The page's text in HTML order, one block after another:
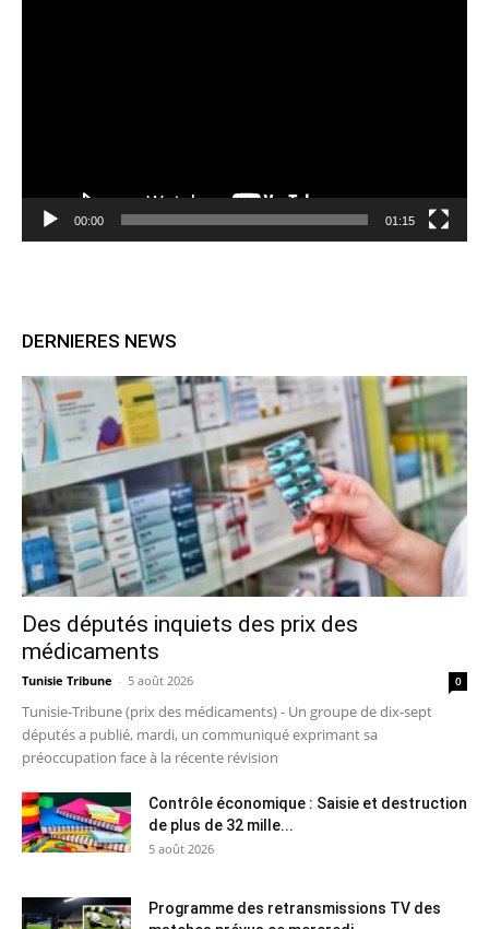
00:00 01:15
DERNIERES NEWS
Des députés inquiets des prix des
médicaments
Tunisie Tribune - 5 août 2026 0
Tunisie-Tribune (prix des médicaments) - Un groupe de dix-sept
députés a publié, mardi, un communiqué exprimant sa
préoccupation face à la récente révision
Contrôle économique : Saisie et destruction
de plus de 32 mille...
5 août 2026
Programme des retransmissions TV des